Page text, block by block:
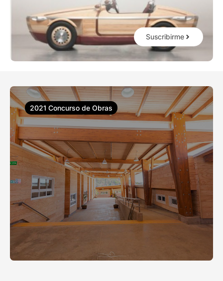
Suscribirme
Liceo y Jardín Infantil Santa Olga
2021 Concurso de Obras